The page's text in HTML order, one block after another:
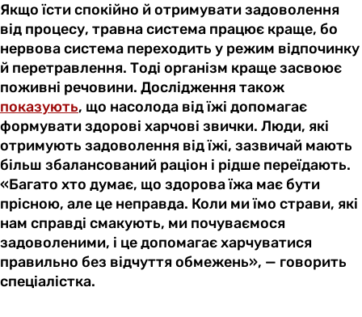
Якщо їсти спокійно й отримувати задоволення
від процесу, травна система працює краще, бо
нервова система переходить у режим відпочинку
й перетравлення. Тоді організм краще засвоює
поживні речовини. Дослідження також
показують, що насолода від їжі допомагає
формувати здорові харчові звички. Люди, які
отримують задоволення від їжі, зазвичай мають
більш збалансований раціон і рідше переїдають.
«Багато хто думає, що здорова їжа має бути
прісною, але це неправда. Коли ми їмо страви, які
нам справді смакують, ми почуваємося
задоволеними, і це допомагає харчуватися
правильно без відчуття обмежень», — говорить
спеціалістка.